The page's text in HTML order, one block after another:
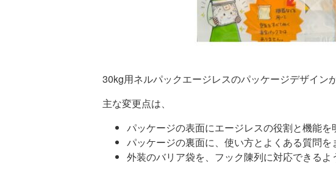
30kg用ネルパックエージレスのパッケージデザイン
主な変更点は、
パッケージの表面にエージレスの役割と機能を
パッケージの裏面に、使い方とよくある質問
外装のバリア袋を、フック陳列に対応できるよ